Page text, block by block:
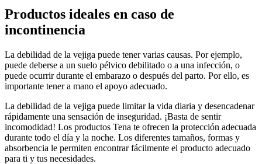
Productos ideales en caso de
incontinencia
La debilidad de la vejiga puede tener varias causas. Por ejemplo,
puede deberse a un suelo pélvico debilitado o a una infección, o
puede ocurrir durante el embarazo o después del parto. Por ello, es
importante tener a mano el apoyo adecuado.
La debilidad de la vejiga puede limitar la vida diaria y desencadenar
rápidamente una sensación de inseguridad. ¡Basta de sentir
incomodidad! Los productos Tena te ofrecen la protección adecuada
durante todo el día y la noche. Los diferentes tamaños, formas y
absorbencia le permiten encontrar fácilmente el producto adecuado
para ti y tus necesidades.